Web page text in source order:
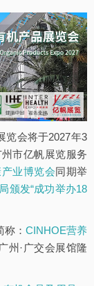
览会将于2027年3
市亿帆展览服务
业博览会同期举
颁发“成功举办18
： CINHOE营养
州·广交会展馆隆